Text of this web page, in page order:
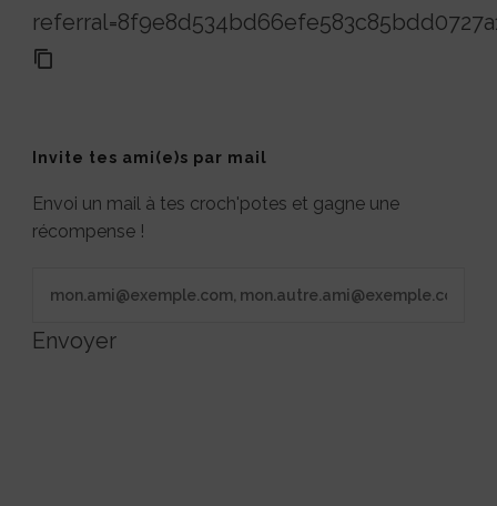
Invite tes ami(e)s par mail
Envoi un mail à tes croch'potes et gagne une
récompense !
Envoyer